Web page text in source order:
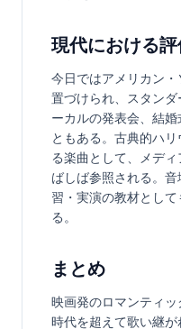
現代における
今日ではアメリカン
置づけられ、スタン
ーカルの発表会、結
ともある。古典的ハ
る楽曲として、メデ
ばしば参照される。
習・実演の教材とし
る。
まとめ
映画発のロマンティッ
時代を超えて歌い継